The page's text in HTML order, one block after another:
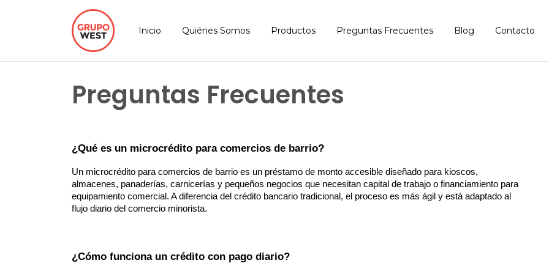
Inicio Quiénes Somos Productos Preguntas Frecuentes Blog Contacto
Preguntas Frecuentes
¿Qué es un microcrédito para comercios de barrio?
Un microcrédito para comercios de barrio es un préstamo de monto accesible diseñado para kioscos,
almacenes, panaderías, carnicerías y pequeños negocios que necesitan capital de trabajo o financiamiento para
equipamiento comercial. A diferencia del crédito bancario tradicional, el proceso es más ágil y está adaptado al
flujo diario del comercio minorista.
¿Cómo funciona un crédito con pago diario?